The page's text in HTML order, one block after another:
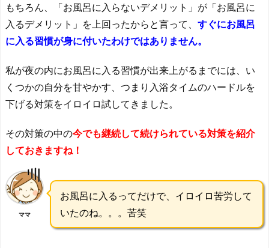
もちろん、「お風呂に入らないデメリット」が「お風呂に
入るデメリット」を上回ったからと言って、 すぐにお風呂
に入る習慣が身に付いたわけではありません。
私が夜の内にお風呂に入る習慣が出来上がるまでには、い
くつかの自分を甘やかす、つまり入浴タイムのハードルを
下げる対策をイロイロ試してきました。
その対策の中の今でも継続して続けられている対策を紹介
しておきますね！
ママ
お風呂に入るってだけで、イロイロ苦労して
いたのね。。。苦笑